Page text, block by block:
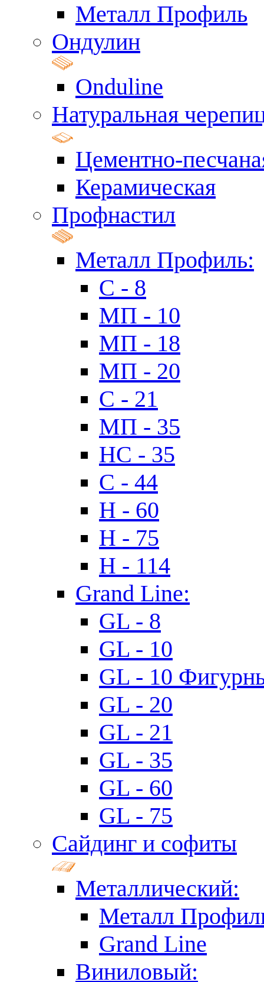
Металл Профиль
Ондулин
Onduline
Натуральная
Цементно-
Керамическая
Профнастил
Металл Профиль:
C - 8
МП - 10
МП - 18
МП - 20
C - 21
МП - 35
HC - 35
C - 44
H - 60
H - 75
H - 114
Grand Line:
GL - 8
GL - 10
GL - 10
GL - 20
GL - 21
GL - 35
GL - 60
GL - 75
Сайдинг и софиты
Металлический:
Металл
Grand Line
Виниловый: